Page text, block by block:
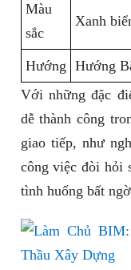
Màu
sắc
Xanh
Hướng Hướng
Với những đặc
dễ thành công
giao tiếp, như
công việc đòi hỏi
tình huống bất